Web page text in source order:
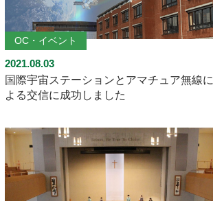
OC・イベント
2021.08.03
国際宇宙ステーションとアマチュア無線に
よる交信に成功しました